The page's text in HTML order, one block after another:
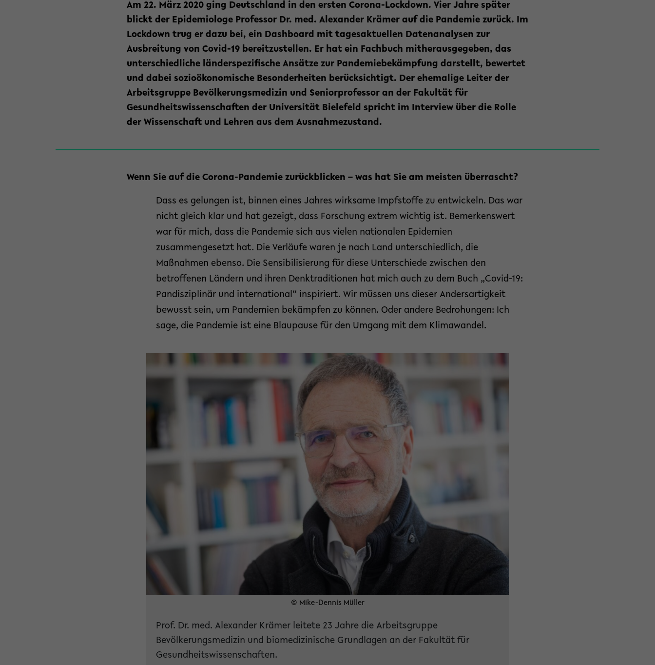
Am 22. März 2020 ging Deutschland in den ersten Corona-Lockdown. Vier Jahre später
blickt der Epidemiologe Professor Dr. med. Alexander Krämer auf die Pandemie zurück. Im
Lockdown trug er dazu bei, ein Dashboard mit tagesaktuellen Datenanalysen zur
Ausbreitung von Covid-19 bereitzustellen. Er hat ein Fachbuch mitherausgegeben, das
unterschiedliche länderspezifische Ansätze zur Pandemiebekämpfung darstellt, bewertet
und dabei sozioökonomische Besonderheiten berücksichtigt. Der ehemalige Leiter der
Arbeitsgruppe Bevölkerungsmedizin und Seniorprofessor an der Fakultät für
Gesundheitswissenschaften der Universität Bielefeld spricht im Interview über die Rolle
der Wissenschaft und Lehren aus dem Ausnahmezustand.
Wenn Sie auf die Corona-Pandemie zurückblicken – was hat Sie am meisten überrascht?
Dass es gelungen ist, binnen eines Jahres wirksame Impfstoffe zu entwickeln. Das war
nicht gleich klar und hat gezeigt, dass Forschung extrem wichtig ist. Bemerkenswert
war für mich, dass die Pandemie sich aus vielen nationalen Epidemien
zusammengesetzt hat. Die Verläufe waren je nach Land unterschiedlich, die
Maßnahmen ebenso. Die Sensibilisierung für diese Unterschiede zwischen den
betroffenen Ländern und ihren Denktraditionen hat mich auch zu dem Buch „Covid-19:
Pandisziplinär und international“ inspiriert. Wir müssen uns dieser Andersartigkeit
bewusst sein, um Pandemien bekämpfen zu können. Oder andere Bedrohungen: Ich
sage, die Pandemie ist eine Blaupause für den Umgang mit dem Klimawandel.
© Mike-Dennis Müller
Prof. Dr. med. Alexander Krämer leitete 23 Jahre die Arbeitsgruppe
Bevölkerungsmedizin und biomedizinische Grundlagen an der Fakultät für
Gesundheitswissenschaften.